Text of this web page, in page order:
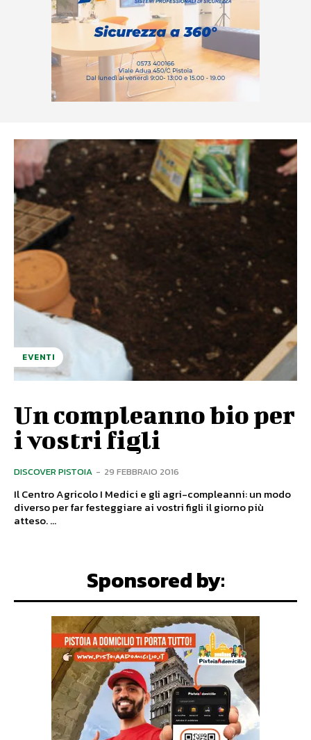
EVENTI
Un compleanno bio per
i vostri figli
DISCOVER PISTOIA - 29 FEBBRAIO 2016
Il Centro Agricolo I Medici e gli agri-compleanni: un modo
diverso per far festeggiare ai vostri figli il giorno più
atteso. ...
Sponsored by: